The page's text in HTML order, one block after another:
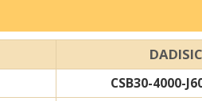
CSB30-4000-